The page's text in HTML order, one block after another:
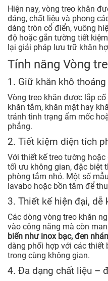
Hiện nay, vòng treo khăn
dáng, chất liệu và phong
dáng tròn cổ điển, vuông
độ hoặc gắn tường tiết
lại giải pháp lưu trữ khăn
Tính năng Vòng
1. Giữ khăn khô
Vòng treo khăn được lắp
khăn tắm, khăn mặt hay
tránh tình trạng ẩm mốc
phẳng.
2. Tiết kiệm diện tích
Với thiết kế treo tường
tối ưu không gian, đặc biệt
phòng tắm nhỏ. Một số
lavabo hoặc bồn tắm để
3. Thiết kế hiện đại, dễ
Các dòng vòng treo khăn
vào công năng mà còn
biến như inox bạc, đen
dàng phối hợp với các thiết
trong cùng không gian.
4. Đa dạng chất liệu –